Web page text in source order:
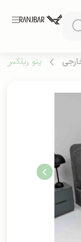
پتو ریلکس